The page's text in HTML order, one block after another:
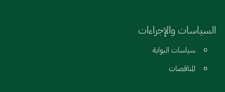
السياسات والإجراءات
سياسات البوابة
المناقصات